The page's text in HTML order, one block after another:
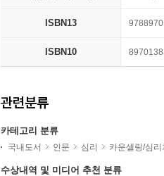
ISBN13
ISBN10
관련분류
카테고리 분류
국내도서 인문 심리 카운셀링/심리
수상내역 및 미디어 추천 분류